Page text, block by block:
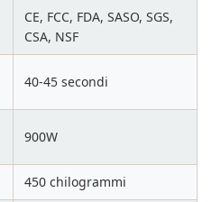
CE, FCC, FDA, SASO, SGS,
CSA, NSF
40-45 secondi
900W
450 chilogrammi